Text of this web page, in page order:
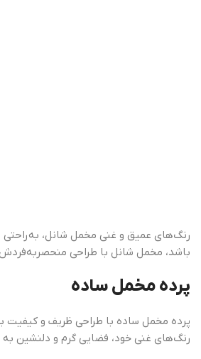
رنگ‌های عمیق و غنی مخمل شانل، به‌راحتی
باشد، مخمل شانل با طراحی
پرده مخمل ساده
پرده مخمل ساده با طراحی ظریف و کیفیت
رنگ‌های غنی خود، فضایی گرم و دلنشین